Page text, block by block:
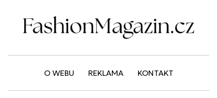
O WEBU REKLAMA KONTAKT